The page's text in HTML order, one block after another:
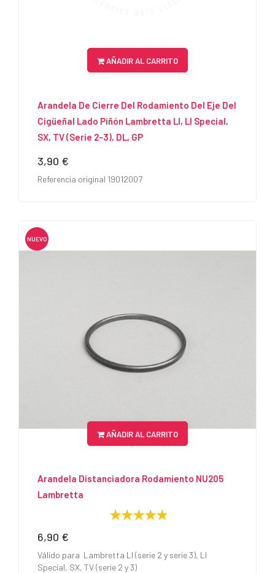
AÑADIR AL CARRITO
Arandela De Cierre Del Rodamiento Del Eje Del
Cigüeñal Lado Piñón Lambretta LI, LI Special,
SX, TV (serie 2-3), DL, GP
Precio
3,90 €
Referencia original 19012007
NUEVO
AÑADIR AL CARRITO
Arandela Distanciadora Rodamiento NU205
Lambretta
Precio
6,90 €
Válido para Lambretta LI (serie 2 y serie 3), LI
Special, SX, TV (serie 2 y 3)